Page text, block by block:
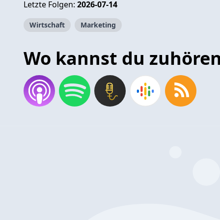
Letzte Folgen: 2026-07-14
Wirtschaft Marketing
Wo kannst du